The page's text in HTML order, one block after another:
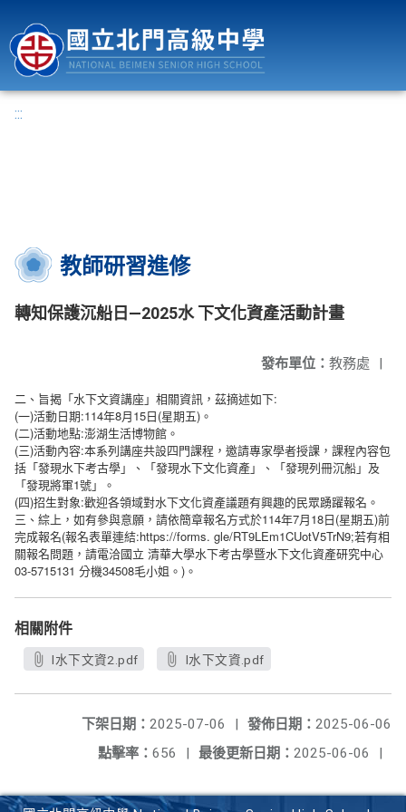
:::
教師研習進修
轉知保護沉船日—2025水 下文化資產活動計畫
發布單位： 教務處 |
二、旨揭「水下文資講座」相關資訊，茲摘述如下:
(一)活動日期:114年8月15日(星期五)。
(二)活動地點:澎湖生活博物館。
(三)活動內容:本系列講座共設四門課程，邀請專家學者授課，課程內容包
括「發現水下考古學」、「發現水下文化資產」、「發現列冊沉船」及
「發現將軍1號」。
(四)招生對象:歡迎各領域對水下文化資產議題有興趣的民眾踴躍報名。
三、綜上，如有參與意願，請依簡章報名方式於114年7月18日(星期五)前
完成報名(報名表單連結:https://forms. gle/RT9LEm1CUotV5TrN9;若有相
關報名問題，請電洽國立 清華大學水下考古學暨水下文化資產研究中心
03-5715131 分機34508毛小姐。 ) 。
相關附件
l水下文資2.pdf l水下文資.pdf
發佈日期： 2025-06-06
下架日期： 2025-07-06
|
最後更新日期： 2025-06-06 |
點擊率： 656 |